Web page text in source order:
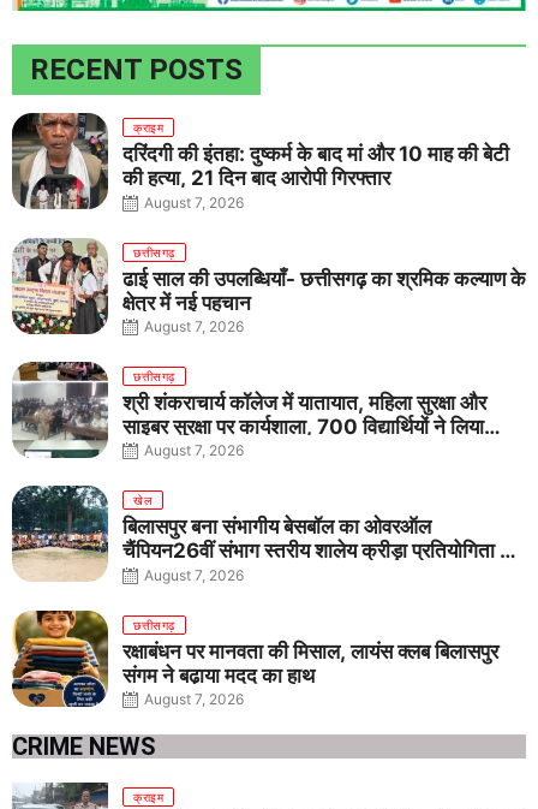
RECENT POSTS
क्राइम
दरिंदगी की इंतहा: दुष्कर्म के बाद मां और 10 माह की बेटी
की हत्या, 21 दिन बाद आरोपी गिरफ्तार
August 7, 2026
छत्तीसगढ़
ढाई साल की उपलब्धियाँ- छत्तीसगढ़ का श्रमिक कल्याण के
क्षेत्र में नई पहचान
August 7, 2026
छत्तीसगढ़
श्री शंकराचार्य कॉलेज में यातायात, महिला सुरक्षा और
साइबर सुरक्षा पर कार्यशाला, 700 विद्यार्थियों ने लिया
जागरूकता का संकल्प
August 7, 2026
खेल
बिलासपुर बना संभागीय बेसबॉल का ओवरऑल
चैंपियन26वीं संभाग स्तरीय शालेय क्रीड़ा प्रतियोगिता में
तीनों आयु वर्गों में शानदार प्रदर्शन
August 7, 2026
छत्तीसगढ़
रक्षाबंधन पर मानवता की मिसाल, लायंस क्लब बिलासपुर
संगम ने बढ़ाया मदद का हाथ
August 7, 2026
CRIME NEWS
क्राइम